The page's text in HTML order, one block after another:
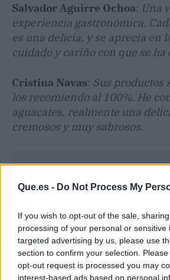
Que.es - Do Not Process My
If you wish to opt-out of the sale,
processing of your personal or sensitive
targeted advertising by us, please use
section to confirm your selection.
opt-out request is processed you may
interest-based ads based on personal
Salvador Aguirre Ochoa: Una
experiencia gastronómica.
es una delicia, y se aprecia en
cuidado y cariño con que se ha
Cristina Navas: Sus productos
los recomiendo al 100%. He
aguacates, realmente una
cremosos y muy sabrosos.